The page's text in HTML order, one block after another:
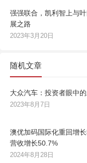
强强联合，凯利智上与
展之路
2023年3月20日
随机文章
大众汽车：投资者眼中
2023年8月7日
澳优加码国际化重回增
营收增长50.7%
2024年8月28日